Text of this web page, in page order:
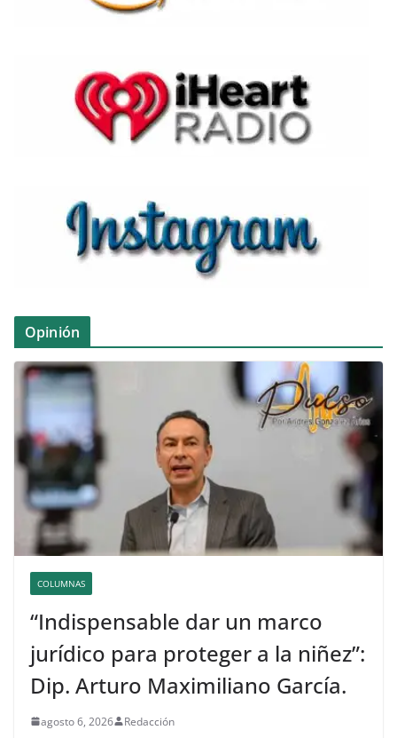
Opinión
COLUMNAS
“Indispensable dar un marco
jurídico para proteger a la niñez”:
Dip. Arturo Maximiliano García.
agosto 6, 2026 Redacción